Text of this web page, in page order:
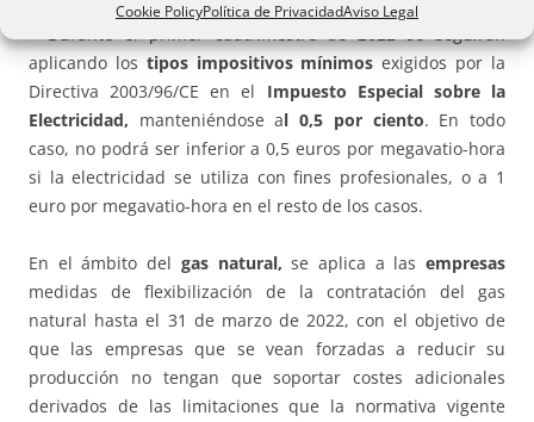
Cookie PolicyPolítica de PrivacidadAviso Legal
– Durante el primer cuatrimestre de 2022 se seguirán
aplicando los tipos impositivos mínimos exigidos por la
Directiva 2003/96/CE en el Impuesto Especial sobre la
Electricidad, manteniéndose al 0,5 por ciento. En todo
caso, no podrá ser inferior a 0,5 euros por megavatio-hora
si la electricidad se utiliza con fines profesionales, o a 1
euro por megavatio-hora en el resto de los casos.
En el ámbito del gas natural,se aplica a lasempresas
medidas de flexibilización de la contratación del gas
natural hasta el 31 de marzo de 2022, con el objetivo de
que las empresas que se vean forzadas a reducir su
producción no tengan que soportar costes adicionales
derivados de las limitaciones que la normativa vigente